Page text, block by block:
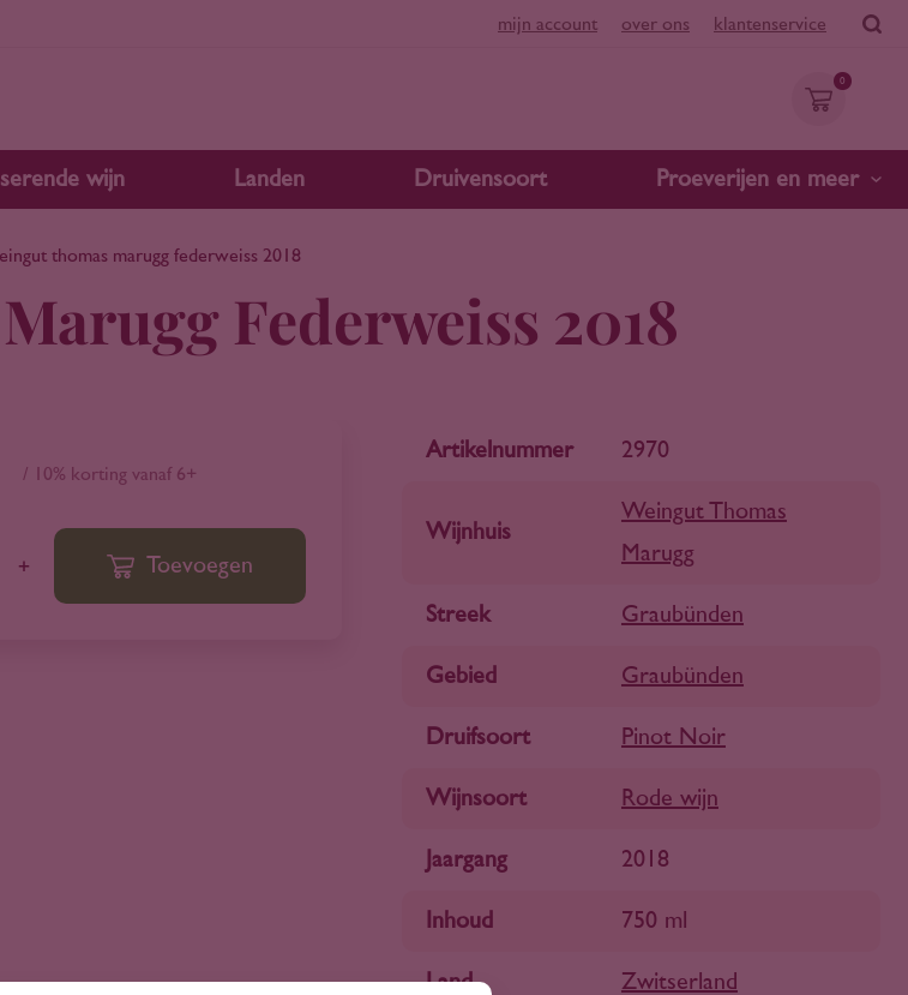
mijn account over ons klantenservice
0
wijn Landen Druivensoort Proeverijen en meer
thomas marugg federweiss 2018
Federweiss 2018
/ 10% korting vanaf 6+
Toevoegen
Artikelnummer 2970
Wijnhuis
Weingut Thomas
Marugg
Streek Graubünden
Gebied Graubünden
Druifsoort Pinot Noir
Wijnsoort Rode wijn
Jaargang 2018
Inhoud 750 ml
Land Zwitserland